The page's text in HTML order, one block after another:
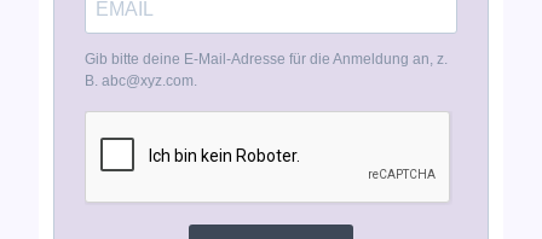
Gib bitte deine E-Mail-Adresse für die Anmeldung an, z.
B. abc@xyz.com.